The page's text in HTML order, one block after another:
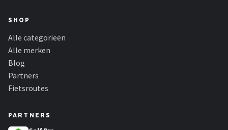
SHOP
Alle categorieën
Alle merken
Blog
Partners
Fietsroutes
PARTNERS